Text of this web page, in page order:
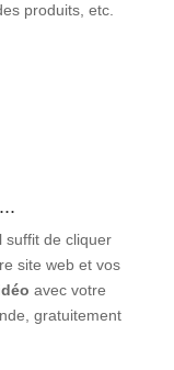
produits, etc.
suffit de cliquer
site web et vos
avec votre
gratuitement